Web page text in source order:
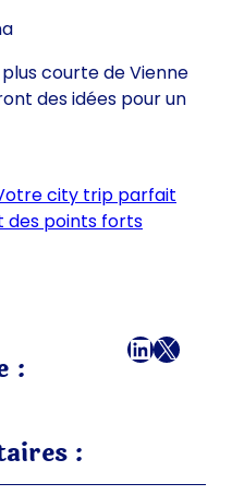
courte de Vienne
des idées pour un
city trip parfait
des points forts
:
Facebook
LinkedIn
X E-
: